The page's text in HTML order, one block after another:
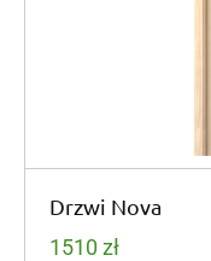
Drzwi Nova
1510 zł